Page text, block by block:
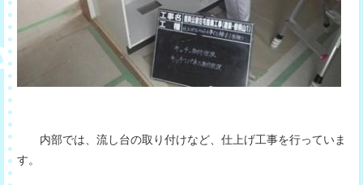
内部では、流し台の取り付けなど、仕上げ工事を行っていま
す。